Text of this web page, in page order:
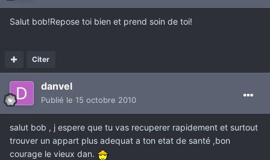
Salut bob!Repose toi bien et prend soin de toi!
Citer
danvel
Publié le 15 octobre 2010
salut bob , j espere que tu vas recuperer rapidement et surtout
trouver un appart plus adequat a ton etat de santé ,bon
courage le vieux dan.